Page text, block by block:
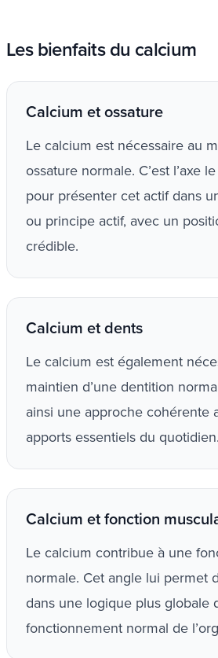
Les bienfaits du calcium
Calcium et ossature
Le calcium est nécessaire au
ossature normale. C’est l’axe
pour présenter cet actif dans
ou principe actif, avec un
crédible.
Calcium et dents
Le calcium est également
maintien d’une dentition
ainsi une approche cohérente
apports essentiels du quotidien.
Calcium et fonction
Le calcium contribue à une
normale. Cet angle lui permet
dans une logique plus globale
fonctionnement normal de